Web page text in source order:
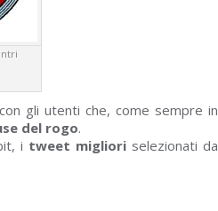
gli utenti che, come sempre in
del rogo.
i tweet migliori selezionati da